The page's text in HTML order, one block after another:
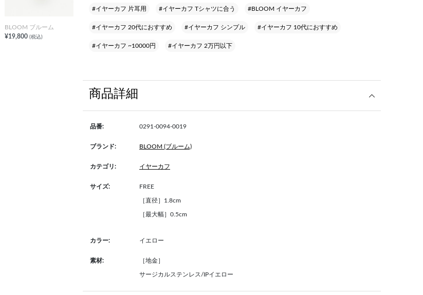
BLOOM ブルーム
¥19,800 (税込)
#イヤーカフ 片耳用 #イヤーカフ Tシャツに合う #BLOOM イヤーカフ
#イヤーカフ 20代におすすめ #イヤーカフ シンプル #イヤーカフ 10代におすすめ
#イヤーカフ ~10000円 #イヤーカフ 2万円以下
商品詳細
品番: 0291-0094-0019
ブランド: BLOOM (ブルーム)
カテゴリ: イヤーカフ
サイズ: FREE
［直径］1.8cm
［最大幅］0.5cm
カラー: イエロー
素材: ［地金］
サージカルステンレス/IPイエロー